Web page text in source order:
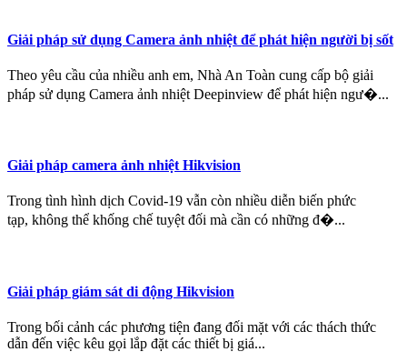
Giải pháp sử dụng Camera ảnh nhiệt để phát hiện người bị sốt
Theo yêu cầu của nhiều anh em, Nhà An Toàn cung cấp bộ giải
pháp sử dụng Camera ảnh nhiệt Deepinview để phát hiện ngư�...
Giải pháp camera ảnh nhiệt Hikvision
Trong tình hình dịch Covid-19 vẫn còn nhiều diễn biến phức
tạp, không thể khống chế tuyệt đối mà cần có những đ�...
Giải pháp giám sát di động Hikvision
Trong bối cảnh các phương tiện đang đối mặt với các thách thức
dẫn đến việc kêu gọi lắp đặt các thiết bị giá...